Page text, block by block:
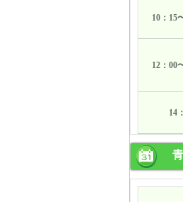
10：15
12：00
14